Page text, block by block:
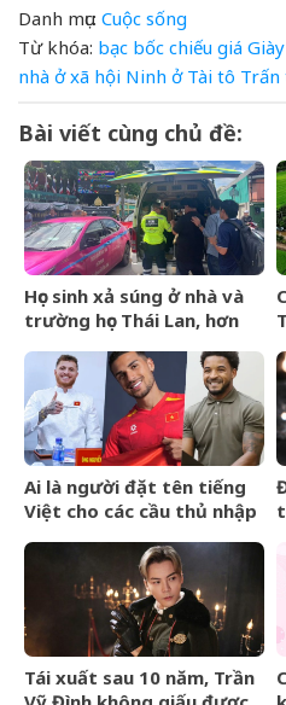
Danh mục: Cuộc sống
Từ khóa: bạc bốc chiếu giá Giày
nhà ở xã hội Ninh ở Tài tô Trấn
Bài viết cùng chủ đề:
Học sinh xả súng ở nhà và
trường học Thái Lan, hơn
Ai là người đặt tên tiếng
Việt cho các cầu thủ nhập
Nam?
Tái xuất sau 10 năm, Trần